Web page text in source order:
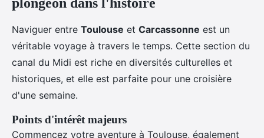
plongeon dans l'histoire
Naviguer entre Toulouse et Carcassonne est un
véritable voyage à travers le temps. Cette section du
canal du Midi est riche en diversités culturelles et
historiques, et elle est parfaite pour une croisière
d'une semaine.
Points d'intérêt majeurs
Commencez votre aventure à Toulouse, également